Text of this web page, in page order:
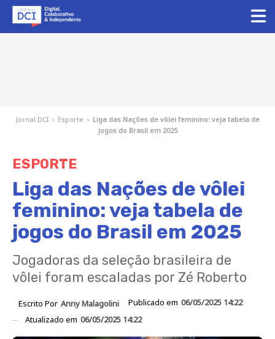
Jornal DCI › Esporte › Liga das Nações de vôlei feminino: veja tabela de
jogos do Brasil em 2025
ESPORTE
Liga das Nações de vôlei
feminino: veja tabela de
jogos do Brasil em 2025
Jogadoras da seleção brasileira de
vôlei foram escaladas por Zé Roberto
Escrito Por Anny Malagolini Publicado em 06/05/2025 14:22
Atualizado em 06/05/2025 14:22